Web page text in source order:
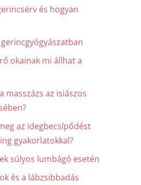
és hogyan
okainak mi állhat a
masszázs az isiászos
az idegbecsípődést
gyakorlatokkal?
súlyos lumbágó esetén
és a lábzsibbadás